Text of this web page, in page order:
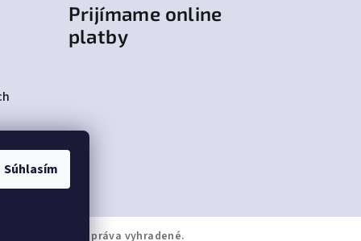
Súhlasím
Prijímame online
platby
. Všetky práva vyhradené.